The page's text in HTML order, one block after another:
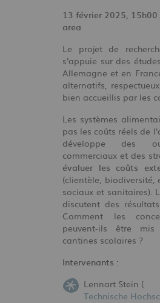
13 février 2025,
area
Le projet de
s'appuie sur des
Allemagne et en
alternatifs,
bien accueillis par les
Les systèmes
pas les coûts réels de
développe des
commerciaux et des
évaluer les coûts
(clientèle, biodiversité,
sociaux et sanitaires).
discutent des
Comment les
peuvent-ils être
cantines scolaires ?
Intervenants :
Lennart Stein (
Technische